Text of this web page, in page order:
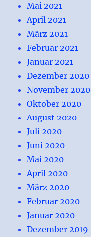
Mai 2021
April 2021
März 2021
Februar 2021
Januar 2021
Dezember 2020
November 2020
Oktober 2020
August 2020
Juli 2020
Juni 2020
Mai 2020
April 2020
März 2020
Februar 2020
Januar 2020
Dezember 2019